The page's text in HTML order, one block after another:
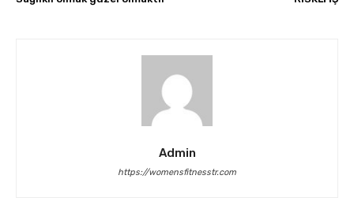
Admin
https://womensfitnesstr.com